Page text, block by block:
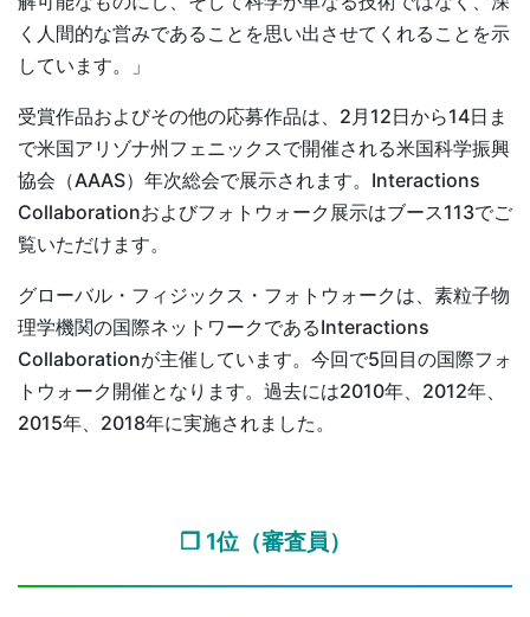
く人間的な営みであることを思い出させてくれることを示
しています。」
受賞作品およびその他の応募作品は、2月12日から14日ま
で米国アリゾナ州フェニックスで開催される米国科学振興
協会（AAAS）年次総会で展示されます。Interactions
Collaborationおよびフォトウォーク展示はブース113でご
覧いただけます。
グローバル・フィジックス・フォトウォークは、素粒子物
理学機関の国際ネットワークであるInteractions
Collaborationが主催しています。今回で5回目の国際フォ
トウォーク開催となります。過去には2010年、2012年、
2015年、2018年に実施されました。
❐ 1位（審査員）